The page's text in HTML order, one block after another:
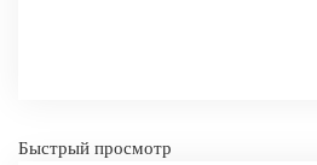
Быстрый просмотр